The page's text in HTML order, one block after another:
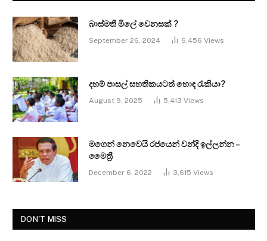
බාස්මතී මිලේ වෙනසක් ?
September 26, 2024 6,456 Views
දහම් පාසල් සහතිකයටත් හොඳ රැකියා?
August 9, 2025 5,413 Views
මගෙන් නෙවෙයි රජයෙන් වන්දි ඉල්ලන්න –
මෛත්‍රී
December 6, 2022 3,615 Views
DON'T MISS